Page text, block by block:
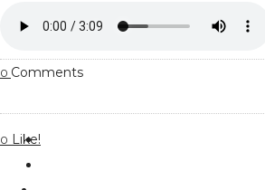
0 Comments
0 Like!